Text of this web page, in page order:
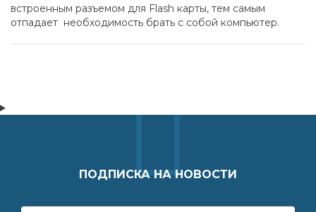
встроенным разъемом для Flash карты, тем самым
отпадает необходимость брать с собой компьютер.
ПОДПИСКА НА НОВОСТИ